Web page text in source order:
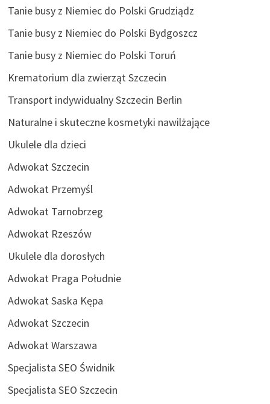
Tanie busy z Niemiec do Polski Grudziądz
Tanie busy z Niemiec do Polski Bydgoszcz
Tanie busy z Niemiec do Polski Toruń
Krematorium dla zwierząt Szczecin
Transport indywidualny Szczecin Berlin
Naturalne i skuteczne kosmetyki nawilżające
Ukulele dla dzieci
Adwokat Szczecin
Adwokat Przemyśl
Adwokat Tarnobrzeg
Adwokat Rzeszów
Ukulele dla dorosłych
Adwokat Praga Południe
Adwokat Saska Kępa
Adwokat Szczecin
Adwokat Warszawa
Specjalista SEO Świdnik
Specjalista SEO Szczecin